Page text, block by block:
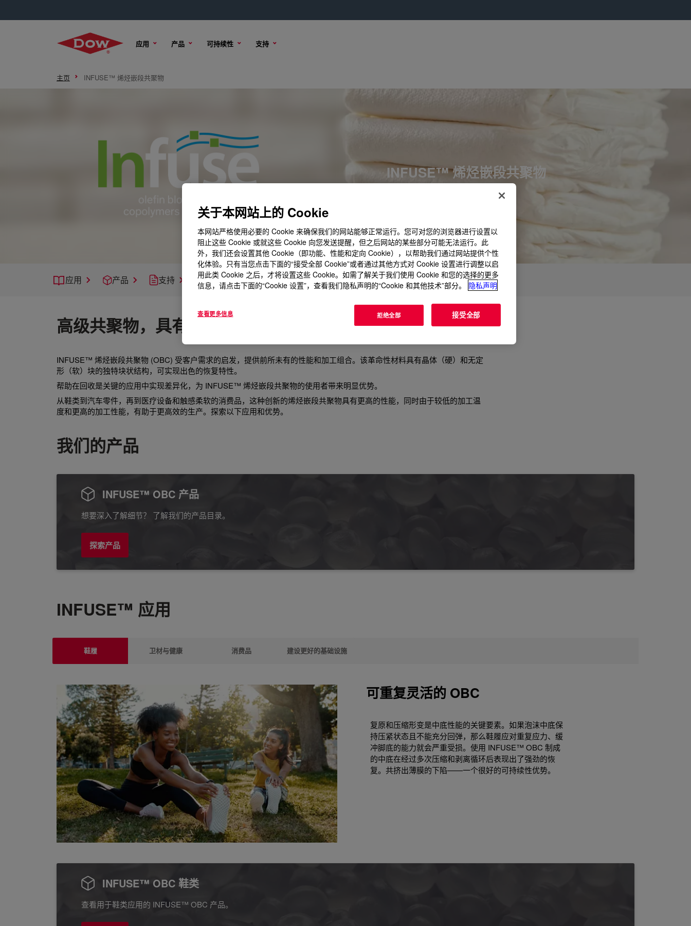
应用 产品 可持续性 支持
主页 INFUSE™ 烯烃嵌段共聚物
INFUSE™ 烯烃嵌段共聚物
应用 产品 支持
高级共聚物，具有独特的回收特性
INFUSE™ 烯烃嵌段共聚物 (OBC) 受客户需求的启发，提供前所未有的性能和加工组合。该革命性材料具有晶体（硬）和无定
形（软）块的独特块状结构，可实现出色的恢复特性。
帮助在回收是关键的应用中实现差异化，为 INFUSE™ 烯烃嵌段共聚物的使用者带来明显优势。
从鞋类到汽车零件，再到医疗设备和触感柔软的消费品，这种创新的烯烃嵌段共聚物具有更高的性能，同时由于较低的加工温
度和更高的加工性能，有助于更高效的生产。探索以下应用和优势。
我们的产品
INFUSE™ OBC 产品
想要深入了解细节？ 了解我们的产品目录。
探索产品
INFUSE™ 应用
鞋履 卫材与健康 消费品 建设更好的基础设施
可重复灵活的 OBC
复原和压缩形变是中底性能的关键要素。如果泡沫中底保
持压紧状态且不能充分回弹，那么鞋履应对重复应力、缓
冲脚底的能力就会严重受损。使用 INFUSE™ OBC 制成
的中底在经过多次压缩和剥离循环后表现出了强劲的恢
复。共挤出薄膜的下陷——一个很好的可持续性优势。
INFUSE™ OBC 鞋类
查看用于鞋类应用的 INFUSE™ OBC 产品。
关于本网站上的 Cookie
本网站严格使用必要的 Cookie 来确保我们的网站能够正常运行。您可对您的浏览器进行设置以
阻止这些 Cookie 或就这些 Cookie 向您发送提醒，但之后网站的某些部分可能无法运行。此
外，我们还会设置其他 Cookie（即功能、性能和定向 Cookie），以帮助我们通过网站提供个性
化体验。只有当您点击下面的“接受全部 Cookie”或者通过其他方式对 Cookie 设置进行调整以启
用此类 Cookie 之后，才将设置这些 Cookie。如需了解关于我们使用 Cookie 和您的选择的更多
信息，请点击下面的“Cookie 设置”，查看我们隐私声明的“Cookie 和其他技术”部分。
隐私声明
查看更多信息 拒绝全部 接受全部